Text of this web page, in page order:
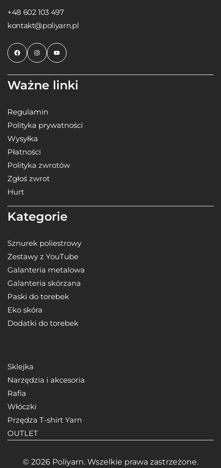
+48 602 103 497
kontakt@poliyarn.pl
Ważne linki
Regulamin
Polityka prywatności
Wysyłka
Płatności
Polityka zwrotów
Zgłoś zwrot
Hurt
Kategorie
Sznurek poliestrowy
Zestawy z YouTube
Galanteria metalowa
Galanteria skórzana
Paski do torebek
Eko skóra
Dodatki do torebek
Sklejka
Narzędzia i akcesoria
Rafia
Włóczki
Przędza T-shirt Yarn
OUTLET
© 2026 Poliyarn. Wszelkie prawa zastrzeżone.